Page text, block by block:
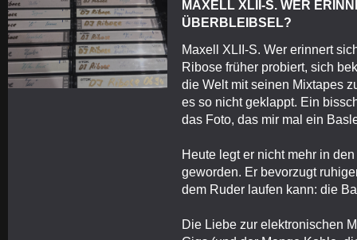
MAXELL XLII-S. WER
ÜBERBLEIBSEL?
Maxell XLII-S. Wer erinnert
Ribose früher probiert, sich
die Welt mit seinen Mixtapes
es so nicht geklappt. Ein
das Foto, das mir mal ein
Heute legt er nicht mehr in
geworden. Er bevorzugt
dem Ruder laufen kann: die
Die Liebe zur elektronischen